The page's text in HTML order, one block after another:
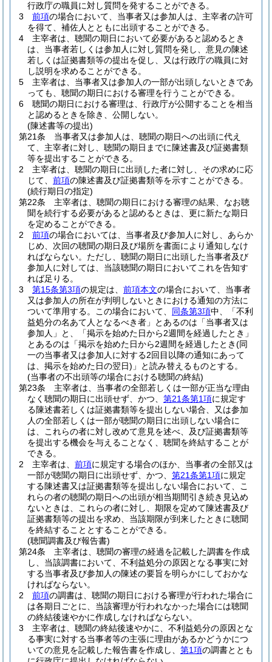
行政庁の職員に対し質問を発することができる。
3
前項の場合において、当事者又は参加人は、主宰者の許可
を得て、補佐人とともに出頭することができる。
4
主宰者は、聴聞の期日において必要があると認めるとき
は、当事者若しくは参加人に対し質問を発し、意見の陳述
若しくは証拠書類等の提出を促し、又は行政庁の職員に対
し説明を求めることができる。
5
主宰者は、当事者又は参加人の一部が出頭しないときであ
っても、聴聞の期日における審理を行うことができる。
6
聴聞の期日における審理は、行政庁が公開することを相当
と認めるときを除き、公開しない。
(陳述書等の提出)
第21条
当事者又は参加人は、聴聞の期日への出頭に代え
て、主宰者に対し、聴聞の期日までに陳述書及び証拠書類
等を提出することができる。
2
主宰者は、聴聞の期日に出頭した者に対し、その求めに応
じて、 前項の陳述書及び証拠書類等を示すことができる。
(続行期日の指定)
第22条
主宰者は、聴聞の期日における審理の結果、なお聴
聞を続行する必要があると認めるときは、更に新たな期日
を定めることができる。
2
前項の場合においては、当事者及び参加人に対し、あらか
じめ、次回の聴聞の期日及び場所を書面により通知しなけ
ればならない。 ただし、聴聞の期日に出頭した当事者及び
参加人に対しては、当該聴聞の期日においてこれを告知す
れば足りる。
3
第15条第3項の規定は、 前項本文の場合において、当事者
又は参加人の所在が判明しないときにおける通知の方法に
ついて準用する。
この場合において、 同条第3項中、「不利
益処分の名あて人となるべき者」とあるのは「当事者又は
参加人」と、「掲示を始めた日から2週間を経過したとき」
とあるのは「掲示を始めた日から2週間を経過したとき(同
一の当事者又は参加人に対する2回目以降の通知にあって
は、掲示を始めた日の翌日) 」と読み替えるものとする。
(当事者の不出頭等の場合における聴聞の終結)
第23条
主宰者は、当事者の全部若しくは一部が正当な理由
なく聴聞の期日に出頭せず、かつ、 第21条第1項に規定す
る陳述書若しくは証拠書類等を提出しない場合、又は参加
人の全部若しくは一部が聴聞の期日に出頭しない場合に
は、これらの者に対し改めて意見を述べ、及び証拠書類等
を提出する機会を与えることなく、聴聞を終結することが
できる。
2
主宰者は、 前項に規定する場合のほか、当事者の全部又は
一部が聴聞の期日に出頭せず、かつ、 第21条第1項に規定
する陳述書又は証拠書類等を提出しない場合において、こ
れらの者の聴聞の期日への出頭が相当期間引き続き見込め
ないときは、これらの者に対し、期限を定めて陳述書及び
証拠書類等の提出を求め、当該期限が到来したときに聴聞
を終結することとすることができる。
(聴聞調書及び報告書)
第24条
主宰者は、聴聞の審理の経過を記載した調書を作成
し、当該調書において、不利益処分の原因となる事実に対
する当事者及び参加人の陳述の要旨を明らかにしておかな
ければならない。
2
前項の調書は、聴聞の期日における審理が行われた場合に
は各期日ごとに、当該審理が行われなかった場合には聴聞
の終結後速やかに作成しなければならない。
3
主宰者は、聴聞の終結後速やかに、不利益処分の原因とな
る事実に対する当事者等の主張に理由があるかどうかにつ
いての意見を記載した報告書を作成し、 第1項の調書ととも